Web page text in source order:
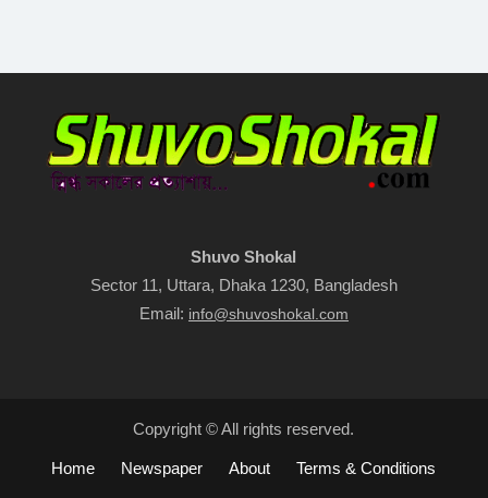
Shuvo Shokal
Sector 11, Uttara, Dhaka 1230, Bangladesh
Email: info@shuvoshokal.com
Copyright © All rights reserved.
Home Newspaper About Terms & Conditions